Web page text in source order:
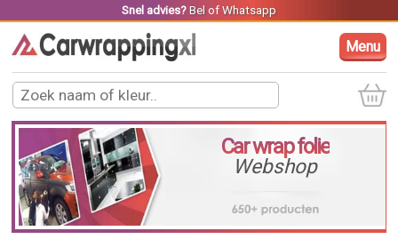
Snel advies? Belof Whatsapp
Menu
Car wrap folie
Webshop